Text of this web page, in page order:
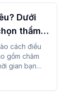
khi đi du lịch.
Dưới
thẩm
cách điều
gồm chăm
gian bạn
thực hiện